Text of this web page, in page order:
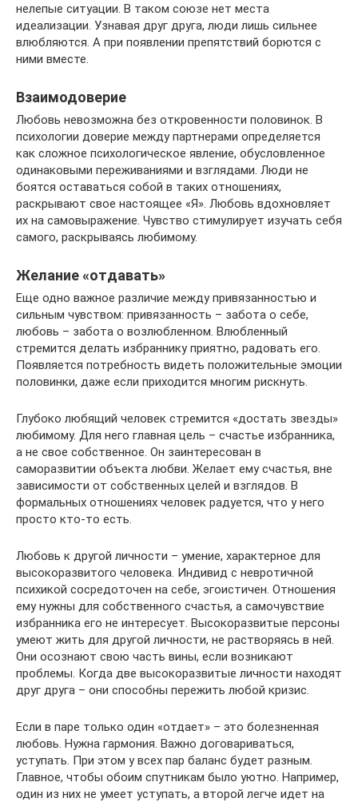
нелепые ситуации. В таком союзе нет места
идеализации. Узнавая друг друга, люди лишь сильнее
влюбляются. А при появлении препятствий борются с
ними вместе.
Взаимодоверие
Любовь невозможна без откровенности половинок. В
психологии доверие между партнерами определяется
как сложное психологическое явление, обусловленное
одинаковыми переживаниями и взглядами. Люди не
боятся оставаться собой в таких отношениях,
раскрывают свое настоящее «Я». Любовь вдохновляет
их на самовыражение. Чувство стимулирует изучать себя
самого, раскрываясь любимому.
Желание «отдавать»
Еще одно важное различие между привязанностью и
сильным чувством: привязанность – забота о себе,
любовь – забота о возлюбленном. Влюбленный
стремится делать избраннику приятно, радовать его.
Появляется потребность видеть положительные эмоции
половинки, даже если приходится многим рискнуть.
Глубоко любящий человек стремится «достать звезды»
любимому. Для него главная цель – счастье избранника,
а не свое собственное. Он заинтересован в
саморазвитии объекта любви. Желает ему счастья, вне
зависимости от собственных целей и взглядов. В
формальных отношениях человек радуется, что у него
просто кто-то есть.
Любовь к другой личности – умение, характерное для
высокоразвитого человека. Индивид с невротичной
психикой сосредоточен на себе, эгоистичен. Отношения
ему нужны для собственного счастья, а самочувствие
избранника его не интересует. Высокоразвитые персоны
умеют жить для другой личности, не растворяясь в ней.
Они осознают свою часть вины, если возникают
проблемы. Когда две высокоразвитые личности находят
друг друга – они способны пережить любой кризис.
Если в паре только один «отдает» – это болезненная
любовь. Нужна гармония. Важно договариваться,
уступать. При этом у всех пар баланс будет разным.
Главное, чтобы обоим спутникам было уютно. Например,
один из них не умеет уступать, а второй легче идет на